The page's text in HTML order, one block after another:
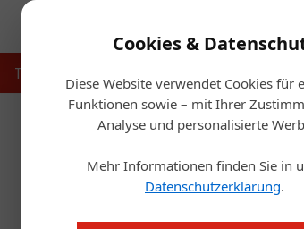
Cookies &
Diese Website verwendet Cookies für
Funktionen sowie – mit Ihrer
Analyse und personalisierte
Mehr Informationen finden Sie in
Datenschutzerklärung.
Touristik
Artikel von Von: